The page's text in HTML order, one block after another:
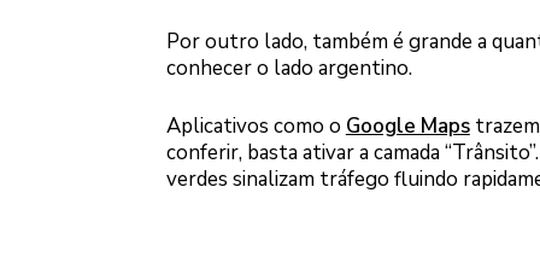
Por outro lado, também é grande a
conhecer o lado argentino.
Aplicativos como o Google Maps
conferir, basta ativar a camada
verdes sinalizam tráfego fluindo